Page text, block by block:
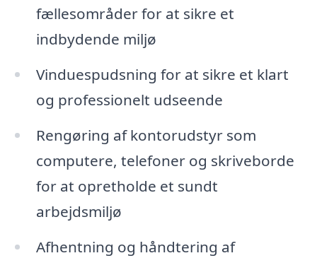
fællesområder for at sikre et
indbydende miljø
Vinduespudsning for at sikre et klart
og professionelt udseende
Rengøring af kontorudstyr som
computere, telefoner og skriveborde
for at opretholde et sundt
arbejdsmiljø
Afhentning og håndtering af